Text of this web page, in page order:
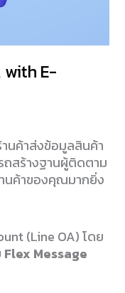
with E-
านค้าส่งข้อมูลสินค้า
ถสร้างฐานผู้ติดตาม
นค้าของคุณมากยิ่ง
(Line OA) โดย
Flex Message